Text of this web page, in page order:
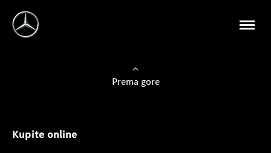
Prema gore
Kupite online